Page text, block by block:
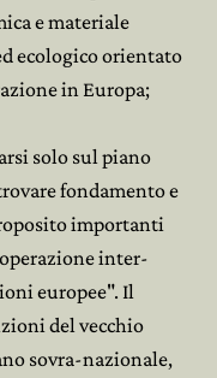
e materiale
ecologico orientato
in Europa;
solo sul piano
fondamento e
importanti
inter-
europee". Il
del vecchio
sovra-nazionale,